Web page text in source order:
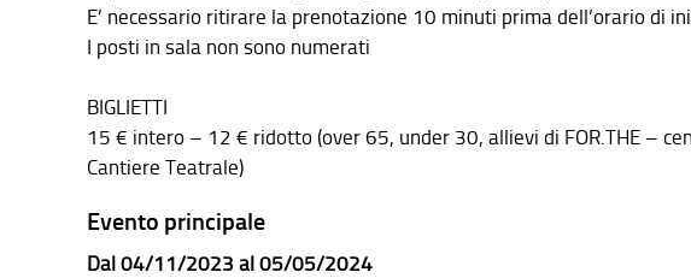
E’ necessario ritirare la prenotazione 10 minuti prima dell’orario di
I posti in sala non sono numerati
BIGLIETTI
15 € intero – 12 € ridotto (over 65, under 30, allievi di FOR.THE –
Cantiere Teatrale)
Evento principale
Dal 04/11/2023 al 05/05/2024